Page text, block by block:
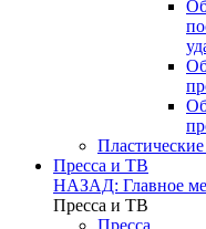
Пресса и ТВ
НАЗАД: Главное
Пресса и ТВ
Пресса